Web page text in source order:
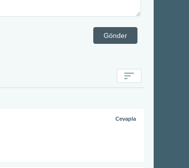
Gönder
Cevapla